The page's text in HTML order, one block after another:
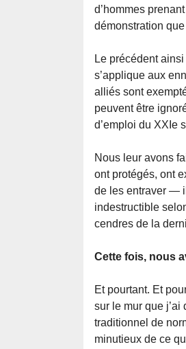
d’hommes
démonstration
Le précédent
s’applique aux
alliés sont
peuvent être
d’emploi du XXIe
Nous leur avons
ont protégés, ont
de les entraver —
indestructible
cendres de la
Cette fois, nous
Et pourtant. Et
sur le mur que
traditionnel de
minutieux de ce